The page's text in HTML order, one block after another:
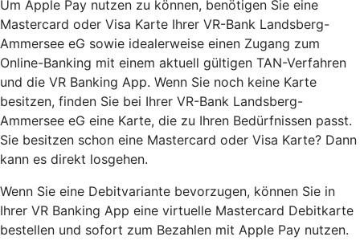
Um Apple Pay nutzen zu können, benötigen Sie eine
Mastercard oder Visa Karte Ihrer VR-Bank Landsberg-
Ammersee eG sowie idealerweise einen Zugang zum
Online-Banking mit einem aktuell gültigen TAN-Verfahren
und die VR Banking App. Wenn Sie noch keine Karte
besitzen, finden Sie bei Ihrer VR-Bank Landsberg-
Ammersee eG eine Karte, die zu Ihren Bedürfnissen passt.
Sie besitzen schon eine Mastercard oder Visa Karte? Dann
kann es direkt losgehen.
Wenn Sie eine Debitvariante bevorzugen, können Sie in
Ihrer VR Banking App eine virtuelle Mastercard Debitkarte
bestellen und sofort zum Bezahlen mit Apple Pay nutzen.